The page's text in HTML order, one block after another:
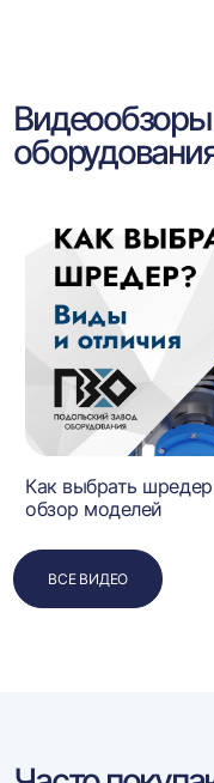
Видеообзоры
Как выбрать
обзор моделей
ВСЕ ВИДЕО